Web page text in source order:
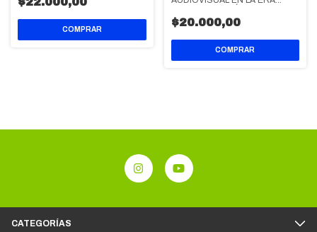
$20.000,00
CATEGORÍAS